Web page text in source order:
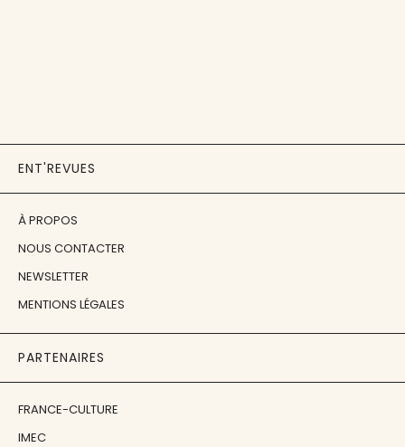
ENT'REVUES
À PROPOS
NOUS CONTACTER
NEWSLETTER
MENTIONS LÉGALES
PARTENAIRES
FRANCE-CULTURE
IMEC